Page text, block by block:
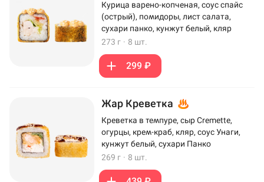
Курица варено-копченая, соус спайс
(острый), помидоры, лист салата,
сухари панко, кунжут белый, кляр
273 г · 8 шт.
299 ₽
Жар Креветка
Креветка в темпуре, сыр Cremette,
огурцы, крем-краб, кляр, соус Унаги,
кунжут белый, сухари Панко
269 г · 8 шт.